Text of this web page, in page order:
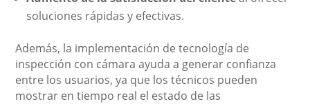
soluciones rápidas y efectivas.
Además, la implementación de tecnología de
inspección con cámara ayuda a generar confianza
entre los usuarios, ya que los técnicos pueden
mostrar en tiempo real el estado de las